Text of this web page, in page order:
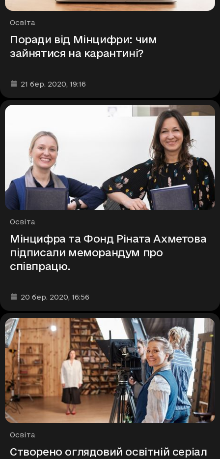
Рубрики
Освіта
Поради від Мінцифри: чим
зайнятися на карантині?
Дата та час публікації
21 бер. 2020, 19:16
Рубрики
Освіта
Мінцифра та Фонд Ріната Ахметова
підписали меморандум про
співпрацю.
Дата та час публікації
20 бер. 2020, 16:56
Рубрики
Освіта
Створено оглядовий освітній серіал